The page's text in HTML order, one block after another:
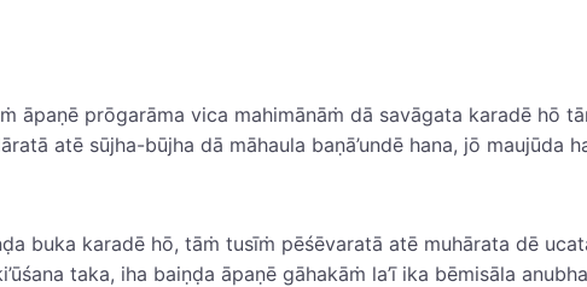
āpaṇē prōgarāma vica mahimānāṁ dā savāgata karadē hō
atē sūjha-būjha dā māhaula baṇā’undē hana, jō maujūda
buka karadē hō, tāṁ tusīṁ pēśēvaratā atē muhārata dē
taka, iha baiṇḍa āpaṇē gāhakāṁ la’ī ika bēmisāla